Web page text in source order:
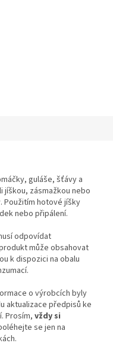
guláše, šťávy a
zásmažkou nebo
Použitím hotové jíšky
nebo připálení.
odpovídat
může obsahovat
k dispozici na obalu
o výrobcích byly
aktualizace předpisů ke
Prosím,vždy si
se jen na